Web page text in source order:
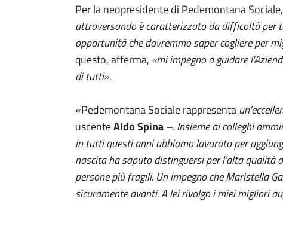
Per la neopresidente di Pedemontana Sociale,
attraversando è caratterizzato da difficoltà per
opportunità che dovremmo saper cogliere per
questo, afferma, «mi impegno a guidare
di tutti».
«Pedemontana Sociale rappresenta
uscenteAldo Spina –. Insieme ai colleghi
in tutti questi anni abbiamo lavorato per
nascita ha saputo distinguersi per l’alta
persone più fragili. Un impegno che Maristella
sicuramente avanti. A lei rivolgo i miei migliori